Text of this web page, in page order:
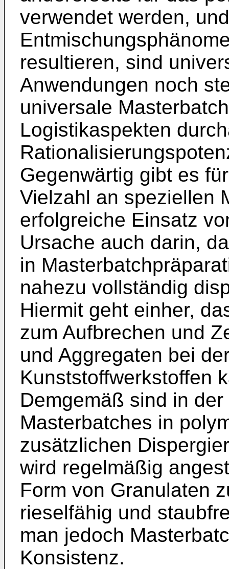
verwendet werden,
resultieren, sind
Anwendungen noch
universale
Logistikaspekten
Gegenwärtig gibt es
Vielzahl an speziellen
erfolgreiche Einsatz
Ursache auch darin,
in
nahezu vollständig
Hiermit geht einher,
zum Aufbrechen und
und Aggregaten bei
Kunststoffwerkstoffen
Demgemäß sind in
Masterbatches in
zusätzlichen
wird regelmäßig
Form von Granulaten
rieselfähig und
man jedoch
Konsistenz.